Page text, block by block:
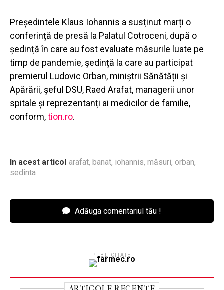
Președintele Klaus Iohannis a susținut marți o
conferință de presă la Palatul Cotroceni, după o
ședință în care au fost evaluate măsurile luate pe
timp de pandemie, ședință la care au participat
premierul Ludovic Orban, miniștrii Sănătății și
Apărării, șeful DSU, Raed Arafat, managerii unor
spitale și reprezentanți ai medicilor de familie,
conform,tion.ro.
In acest articol arafat, banat, iohannis, măsuri, orban,
sedinta
Adăuga comentariul tău !
PUBLICITATE